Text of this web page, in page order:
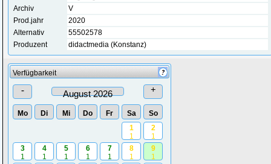
Archiv
V
Prod.jahr
2020
Alternativ
55502578
Produzent
didactmedia (Konstanz)
Verfügbarkeit
- August 2026 +
Mo Di Mi Do Fr Sa
So
1
1
2
1
3
1
4
1
5
1
6
1
7
1
8
1
9
1